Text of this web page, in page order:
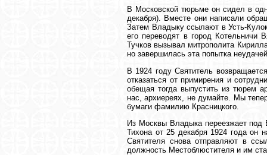
В Московской тюрьме он сидел в
декабря). Вместе они написали
Затем Владыку ссылают в Усть-
его переводят в город
Тучков вызывал митрополита
но завершилась эта попытка
В 1924 году Святитель
отказаться от примирения и
обещая тогда выпустить из тюрем
нас, архиереях, не думайте. Мы
бумаги фамилию Красницкого.
Из Москвы Владыка переезжает под
Тихона от 25 декабря 1924 года он
Святителя снова отправляют в
должность Местоблюстителя и им